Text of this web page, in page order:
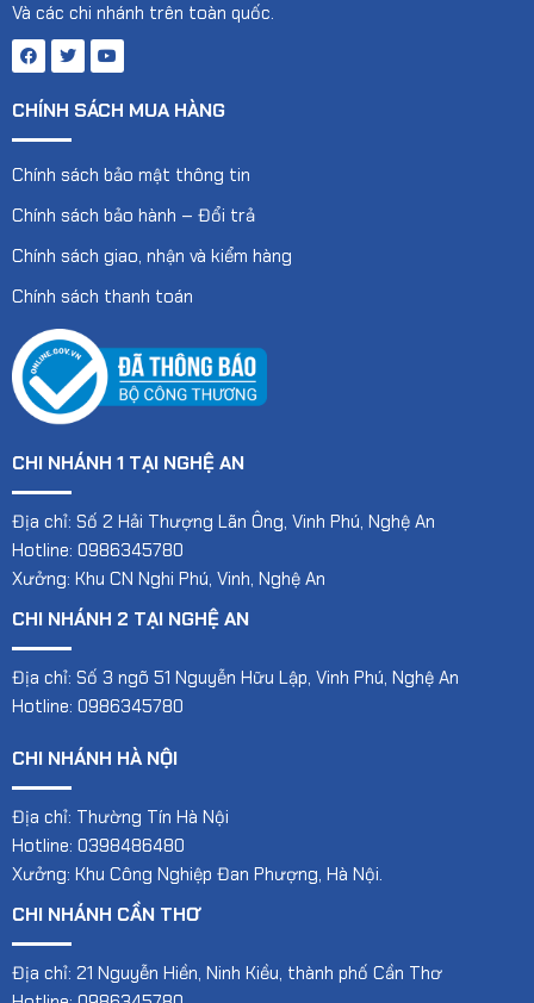
Và các chi nhánh trên toàn quốc.
CHÍNH SÁCH MUA HÀNG
Chính sách bảo mật thông tin
Chính sách bảo hành – Đổi trả
Chính sách giao, nhận và kiểm hàng
Chính sách thanh toán
CHI NHÁNH 1 TẠI NGHỆ AN
Địa chỉ: Số 2 Hải Thượng Lãn Ông, Vinh Phú, Nghệ An
Hotline: 0986345780
Xưởng: Khu CN Nghi Phú, Vinh, Nghệ An
CHI NHÁNH 2 TẠI NGHỆ AN
Địa chỉ: Số 3 ngõ 51 Nguyễn Hữu Lập, Vinh Phú, Nghệ An
Hotline: 0986345780
CHI NHÁNH HÀ NỘI
Địa chỉ: Thường Tín Hà Nội
Hotline: 0398486480
Xưởng: Khu Công Nghiệp Đan Phượng, Hà Nội.
CHI NHÁNH CẦN THƠ
Địa chỉ: 21 Nguyễn Hiền, Ninh Kiều, thành phố Cần Thơ